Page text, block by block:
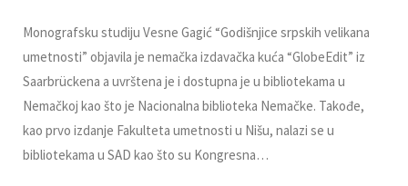
Monografsku studiju Vesne Gagić “Godišnjice srpskih velikana
umetnosti” objavila je nemačka izdavačka kuća “GlobeEdit” iz
Saarbrückena a uvrštena je i dostupna je u bibliotekama u
Nemačkoj kao što je Nacionalna biblioteka Nemačke. Takođe,
kao prvo izdanje Fakulteta umetnosti u Nišu, nalazi se u
bibliotekama u SAD kao što su Kongresna…